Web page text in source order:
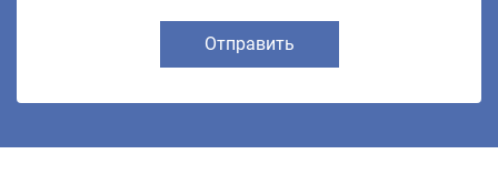
Отправить